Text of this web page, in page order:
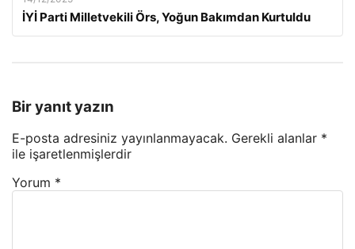
İYİ Parti Milletvekili Örs, Yoğun Bakımdan Kurtuldu
Bir yanıt yazın
E-posta adresiniz yayınlanmayacak. Gerekli alanlar *
ile işaretlenmişlerdir
Yorum *